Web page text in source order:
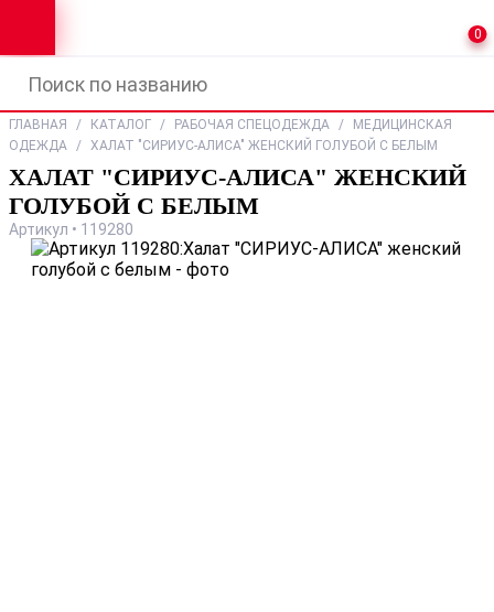
0
ГЛАВНАЯ / КАТАЛОГ / РАБОЧАЯ СПЕЦОДЕЖДА /
МЕДИЦИНСКАЯ
ОДЕЖДА / ХАЛАТ "СИРИУС-АЛИСА" ЖЕНСКИЙ ГОЛУБОЙ С БЕЛЫМ
ХАЛАТ "СИРИУС-АЛИСА" ЖЕНСКИЙ
ГОЛУБОЙ С БЕЛЫМ
Артикул • 119280